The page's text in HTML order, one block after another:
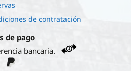
de contratación
de pago
bancaria.